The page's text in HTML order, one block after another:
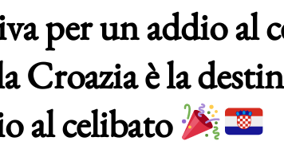
per un addio al
Croazia è la
al celibato